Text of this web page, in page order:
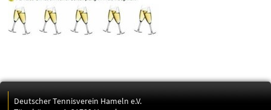
Deutscher Tennisverein Hameln e.V.